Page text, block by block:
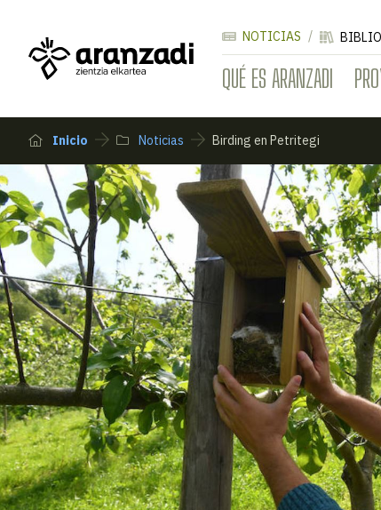
QUÉ ES ARANZADI
NOTICIAS
Inicio Noticias Birding en Petritegi